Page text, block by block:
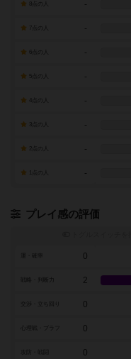
-
7点の人 -
-
-
-
-
-
-
プレイ感の評価
0
戦略・判断力 2
0
0
0